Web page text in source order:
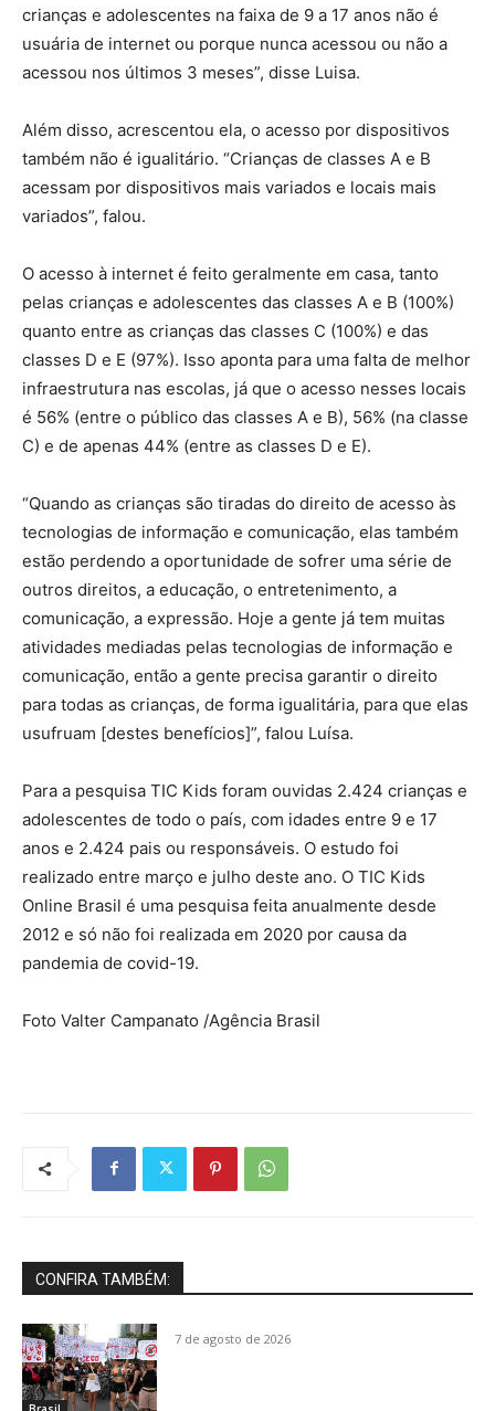
crianças e adolescentes na faixa de 9 a 17 anos não é
usuária de internet ou porque nunca acessou ou não a
acessou nos últimos 3 meses”, disse Luisa.
Além disso, acrescentou ela, o acesso por dispositivos
também não é igualitário. “Crianças de classes A e B
acessam por dispositivos mais variados e locais mais
variados”, falou.
O acesso à internet é feito geralmente em casa, tanto
pelas crianças e adolescentes das classes A e B (100%)
quanto entre as crianças das classes C (100%) e das
classes D e E (97%). Isso aponta para uma falta de melhor
infraestrutura nas escolas, já que o acesso nesses locais
é 56% (entre o público das classes A e B), 56% (na classe
C) e de apenas 44% (entre as classes D e E).
“Quando as crianças são tiradas do direito de acesso às
tecnologias de informação e comunicação, elas também
estão perdendo a oportunidade de sofrer uma série de
outros direitos, a educação, o entretenimento, a
comunicação, a expressão. Hoje a gente já tem muitas
atividades mediadas pelas tecnologias de informação e
comunicação, então a gente precisa garantir o direito
para todas as crianças, de forma igualitária, para que elas
usufruam [destes benefícios]”, falou Luísa.
Para a pesquisa TIC Kids foram ouvidas 2.424 crianças e
adolescentes de todo o país, com idades entre 9 e 17
anos e 2.424 pais ou responsáveis. O estudo foi
realizado entre março e julho deste ano. O TIC Kids
Online Brasil é uma pesquisa feita anualmente desde
2012 e só não foi realizada em 2020 por causa da
pandemia de covid-19.
Foto Valter Campanato /Agência Brasil
CONFIRA TAMBÉM:
7 de agosto de 2026